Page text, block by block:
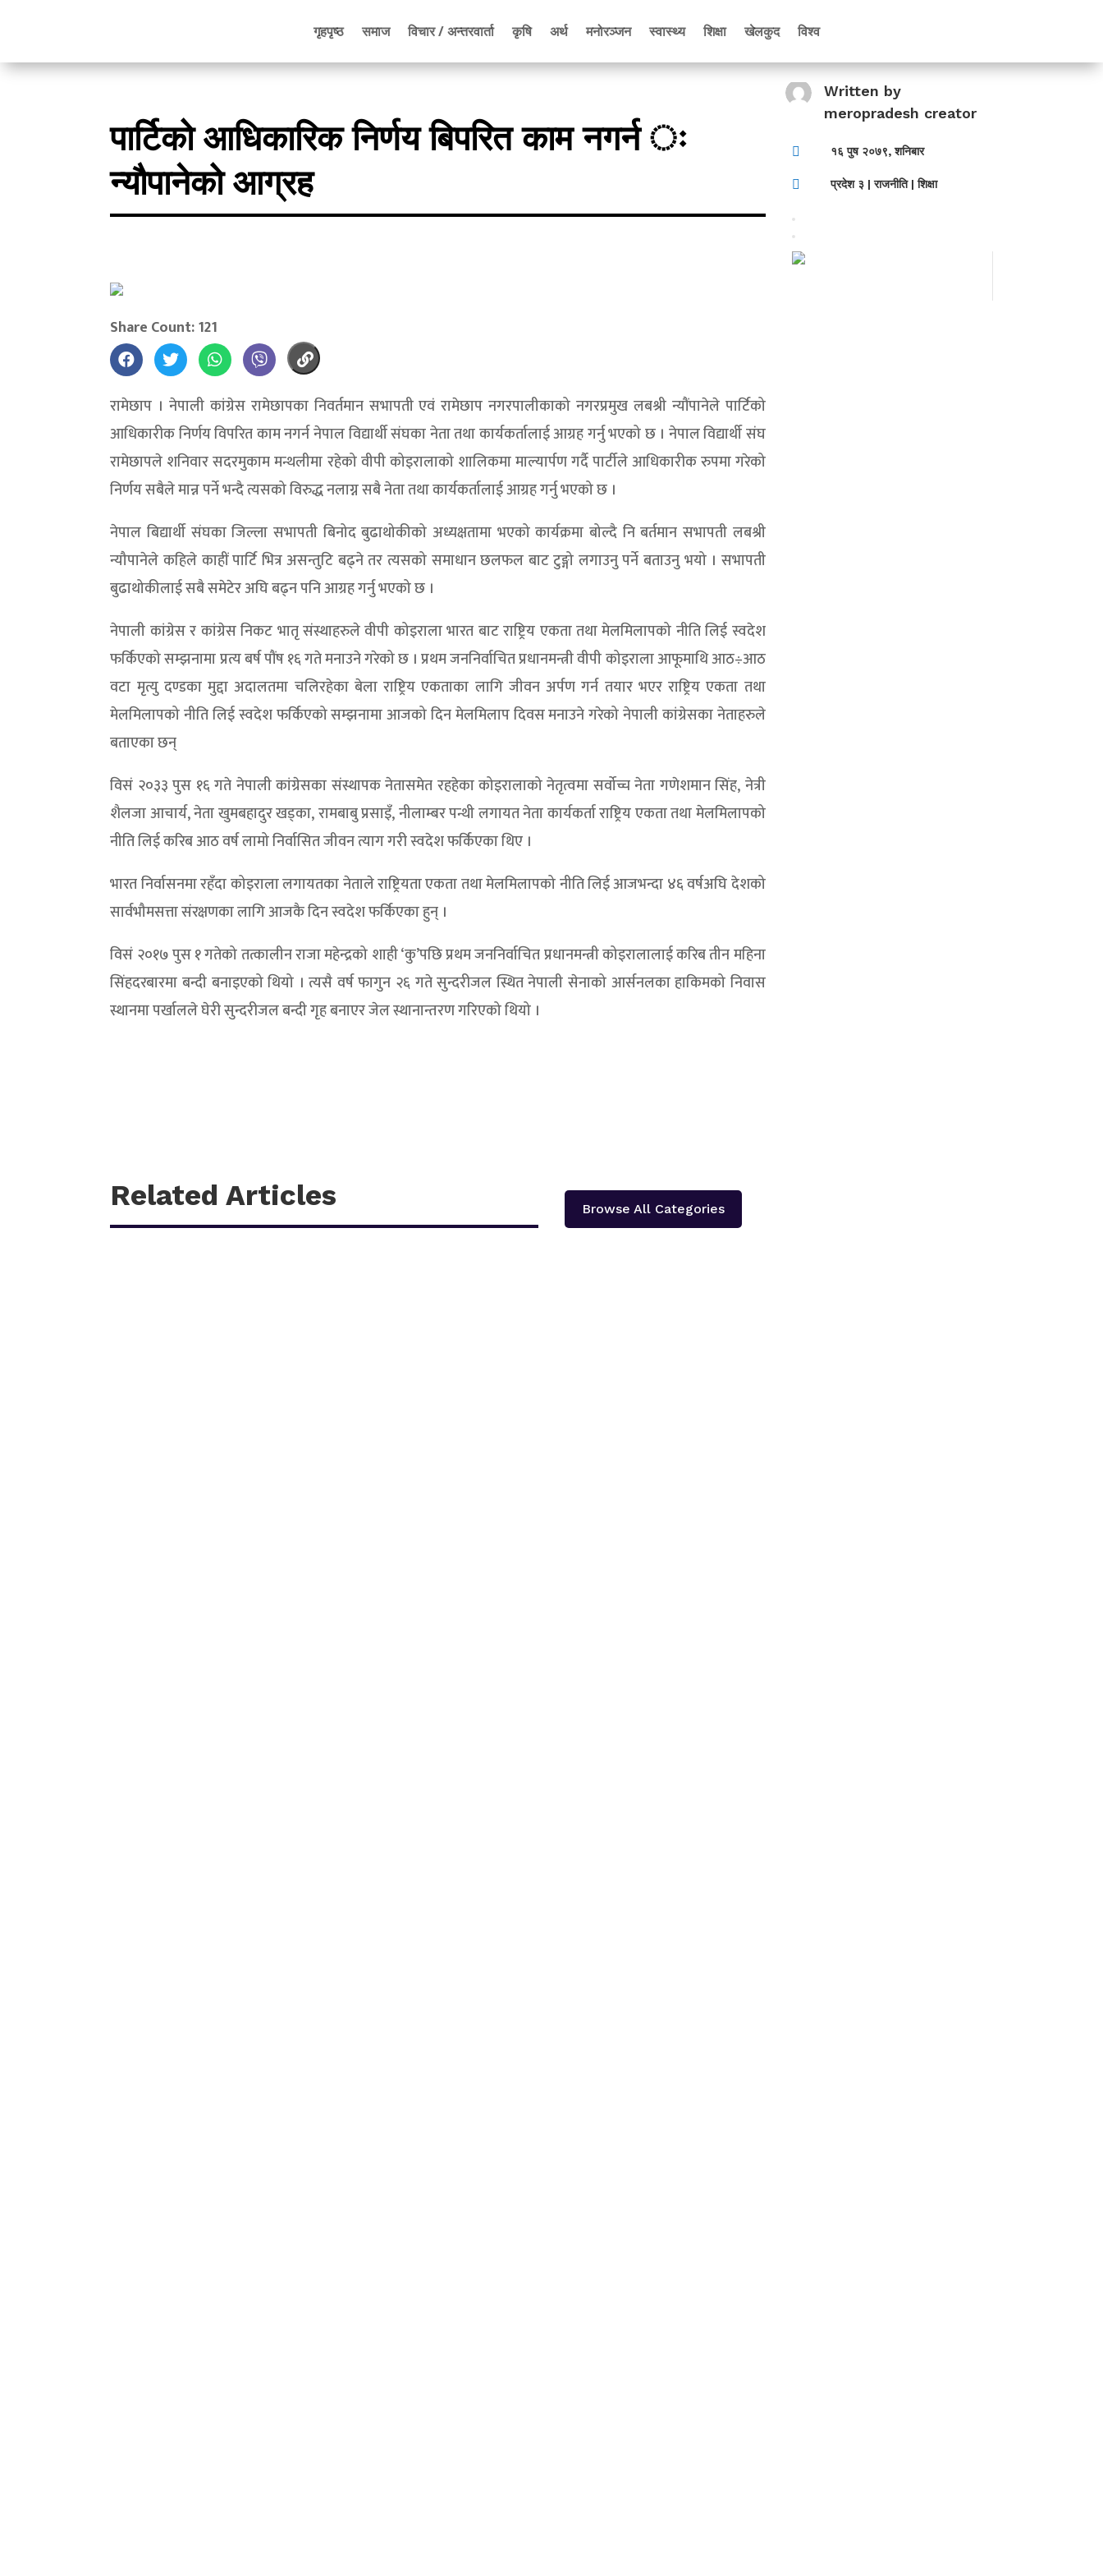
गृहपृष्ठ समाज विचार / अन्तरवार्ता कृषि अर्थ मनोरञ्जन स्वास्थ्य शिक्षा खेलकुद विश्व
पार्टिको आधिकारिक निर्णय बिपरित काम नगर्न ः
न्यौपानेको आग्रह
Written by
meropradesh creator
 १६ पुष २०७९, शनिबार
 प्रदेश ३ |राजनीति|शिक्षा
Share Count: 121
रामेछाप । नेपाली कांग्रेस रामेछापका निवर्तमान सभापती एवं रामेछाप नगरपालीकाको नगरप्रमुख लबश्री न्यौंपानेले पार्टिको
आधिकारीक निर्णय विपरित काम नगर्न नेपाल विद्यार्थी संघका नेता तथा कार्यकर्तालाई आग्रह गर्नु भएको छ । नेपाल विद्यार्थी संघ
रामेछापले शनिवार सदरमुकाम मन्थलीमा रहेको वीपी कोइरालाको शालिकमा माल्यार्पण गर्दै पार्टीले आधिकारीक रुपमा गरेको
निर्णय सबैले मान्न पर्ने भन्दै त्यसको विरुद्ध नलाग्न सबै नेता तथा कार्यकर्तालाई आग्रह गर्नु भएको छ ।
नेपाल बिद्यार्थी संघका जिल्ला सभापती बिनोद बुढाथोकीको अध्यक्षतामा भएको कार्यक्रमा बोल्दै नि बर्तमान सभापती लबश्री
न्यौपानेले कहिले काहीं पार्टि भित्र असन्तुटि बढ्ने तर त्यसको समाधान छलफल बाट टुङ्गो लगाउनु पर्ने बताउनु भयो । सभापती
बुढाथोकीलाई सबै समेटेर अघि बढ्न पनि आग्रह गर्नु भएको छ ।
नेपाली कांग्रेस र कांग्रेस निकट भातृ संस्थाहरुले वीपी कोइराला भारत बाट राष्ट्रिय एकता तथा मेलमिलापको नीति लिई स्वदेश
फर्किएको सम्झनामा प्रत्य बर्ष पौंष १६ गते मनाउने गरेको छ । प्रथम जननिर्वाचित प्रधानमन्त्री वीपी कोइराला आफूमाथि आठ÷आठ
वटा मृत्यु दण्डका मुद्दा अदालतमा चलिरहेका बेला राष्ट्रिय एकताका लागि जीवन अर्पण गर्न तयार भएर राष्ट्रिय एकता तथा
मेलमिलापको नीति लिई स्वदेश फर्किएको सम्झनामा आजको दिन मेलमिलाप दिवस मनाउने गरेको नेपाली कांग्रेसका नेताहरुले
बताएका छन्
विसं २०३३ पुस १६ गते नेपाली कांग्रेसका संस्थापक नेतासमेत रहहेका कोइरालाको नेतृत्वमा सर्वोच्च नेता गणेशमान सिंह, नेत्री
शैलजा आचार्य, नेता खुमबहादुर खड्का, रामबाबु प्रसाइँ, नीलाम्बर पन्थी लगायत नेता कार्यकर्ता राष्ट्रिय एकता तथा मेलमिलापको
नीति लिई करिब आठ वर्ष लामो निर्वासित जीवन त्याग गरी स्वदेश फर्किएका थिए ।
भारत निर्वासनमा रहँदा कोइराला लगायतका नेताले राष्ट्रियता एकता तथा मेलमिलापको नीति लिई आजभन्दा ४६ वर्षअघि देशको
सार्वभौमसत्ता संरक्षणका लागि आजकै दिन स्वदेश फर्किएका हुन् ।
विसं २०१७ पुस १ गतेको तत्कालीन राजा महेन्द्रको शाही ‘कु’पछि प्रथम जननिर्वाचित प्रधानमन्त्री कोइरालालाई करिब तीन महिना
सिंहदरबारमा बन्दी बनाइएको थियो । त्यसै वर्ष फागुन २६ गते सुन्दरीजल स्थित नेपाली सेनाको आर्सनलका हाकिमको निवास
स्थानमा पर्खालले घेरी सुन्दरीजल बन्दी गृह बनाएर जेल स्थानान्तरण गरिएको थियो ।
Related Articles Browse All Categories